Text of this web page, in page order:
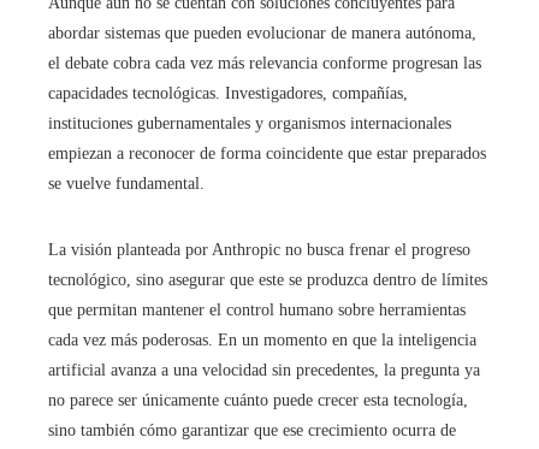
abordar sistemas que pueden evolucionar de manera autónoma,
el debate cobra cada vez más relevancia conforme progresan las
capacidades tecnológicas. Investigadores, compañías,
instituciones gubernamentales y organismos internacionales
empiezan a reconocer de forma coincidente que estar preparados
se vuelve fundamental.
La visión planteada por Anthropic no busca frenar el progreso
tecnológico, sino asegurar que este se produzca dentro de límites
que permitan mantener el control humano sobre herramientas
cada vez más poderosas. En un momento en que la inteligencia
artificial avanza a una velocidad sin precedentes, la pregunta ya
no parece ser únicamente cuánto puede crecer esta tecnología,
sino también cómo garantizar que ese crecimiento ocurra de